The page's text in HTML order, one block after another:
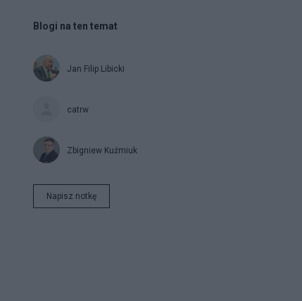
Blogi na ten temat
Jan Filip Libicki
catrw
Zbigniew Kuźmiuk
Napisz notkę